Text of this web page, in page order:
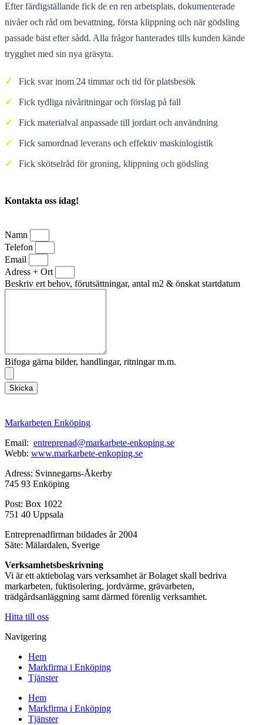
Efter färdigställande fick de en ren arbetsplats, dokumenterade
nivåer och råd om bevattning, första klippning och när gödsling
passade bäst efter sådd. Alla frågor hanterades tills kunden kände
trygghet med sin nya gräsyta.
✓ Fick svar inom 24 timmar och tid för platsbesök
✓ Fick tydliga nivåritningar och förslag på fall
✓ Fick materialval anpassade till jordart och användning
✓ Fick samordnad leverans och effektiv maskinlogistik
✓ Fick skötselråd för groning, klippning och gödsling
Kontakta oss idag!
Namn
Telefon
Email
Adress + Ort
Beskriv ert behov, förutsättningar, antal m2 & önskat startdatum
Bifoga gärna bilder, handlingar, ritningar m.m.
Skicka
Markarbeten Enköping
Email: entreprenad@markarbete-enkoping.se
Webb: www.markarbete-enkoping.se
Adress: Svinnegarns-Åkerby
745 93 Enköping
Post: Box 1022
751 40 Uppsala
Entreprenadfirman bildades år 2004
Säte: Mälardalen, Sverige
Verksamhetsbeskrivning
Vi är ett aktiebolag vars verksamhet är Bolaget skall bedriva
markarbeten, fuktisolering, jordvärme, grävarbeten,
trädgårdsanläggning samt därmed förenlig verksamhet.
Hitta till oss
Navigering
Hem
Markfirma i Enköping
Tjänster
Hem
Markfirma i Enköping
Tjänster